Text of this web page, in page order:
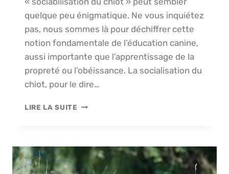
quelque peu énigmatique. Ne vous inquiétez
pas, nous sommes là pour déchiffrer cette
notion fondamentale de l’éducation canine,
aussi importante que l’apprentissage de la
propreté ou l’obéissance. La socialisation du
chiot, pour le dire…
LIRE LA SUITE LA
ÉQUILIBRÉ
COMMENT